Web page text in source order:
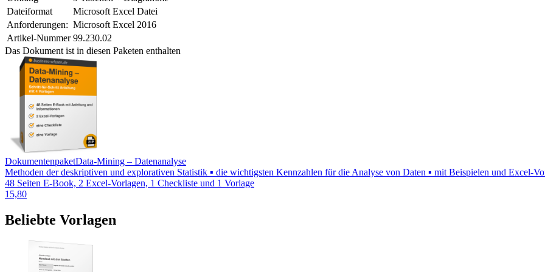
Dateiformat
Microsoft Excel Datei
Anforderungen: Microsoft Excel 2016
Artikel-Nummer 99.230.02
Das Dokument ist in diesen Paketen enthalten
DokumentenpaketData-Mining – Datenanalyse
Methoden der deskriptiven und explorativen Statistik ▪ die wichtigsten Kennzahlen für die Analyse von Daten ▪ mit Beispielen und Excel-
48 Seiten E-Book, 2 Excel-Vorlagen, 1 Checkliste und 1 Vorlage
15,80
Beliebte Vorlagen